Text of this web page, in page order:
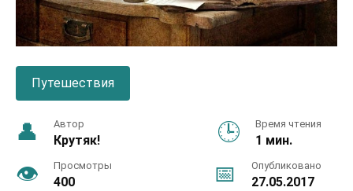
Путешествия
Автор
Крутяк!
Время чтения
1 мин.
Просмотры
400
Опубликовано
27.05.2017